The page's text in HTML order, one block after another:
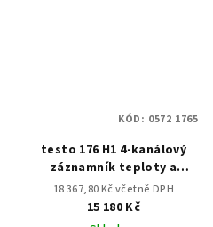
testo 176 H1 4-kanálový
záznamník teploty a
vlhkosti
18 367,80 Kč včetně DPH
15 180 Kč
KÓD: 0572 1765